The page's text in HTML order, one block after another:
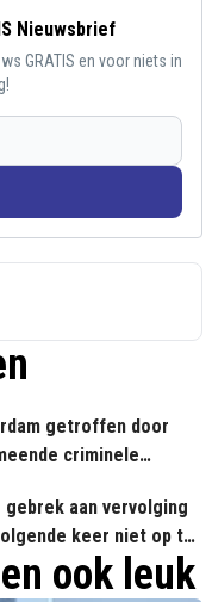
Nieuwsbrief
GRATIS en voor niets in
getroffen door
criminele
aan vervolging
keer niet op te
ook leuk